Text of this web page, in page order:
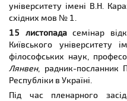
університету імені В.Н.
східних мов № 1.
15 листопада семінар
Київського університету
філософських наук,
Лянвен, радник-посланник
Республіки в Україні.
Під час пленарного